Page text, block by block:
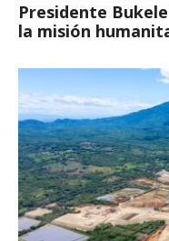
Presidente
la misión